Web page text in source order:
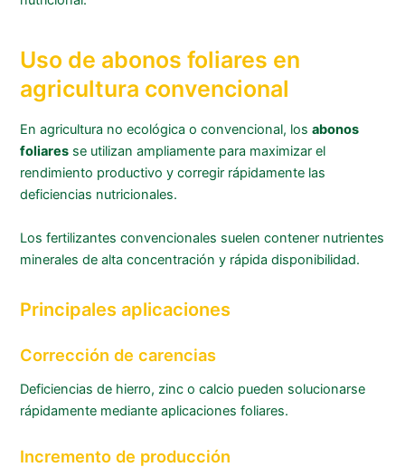
Uso de abonos foliares en
agricultura convencional
En agricultura no ecológica o convencional, losabonos
foliares se utilizan ampliamente para maximizar el
rendimiento productivo y corregir rápidamente las
deficiencias nutricionales.
Los fertilizantes convencionales suelen contener nutrientes
minerales de alta concentración y rápida disponibilidad.
Principales aplicaciones
Corrección de carencias
Deficiencias de hierro, zinc o calcio pueden solucionarse
rápidamente mediante aplicaciones foliares.
Incremento de producción